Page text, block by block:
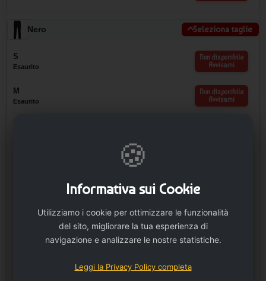
Nero Seleziona taglie
S
Esaurito
Non disponibile
Avvisami
M
Esaurito
Non disponibile
Avvisami
🍪
Informativa sui Cookie
Utilizziamo i cookie per ottimizzare le funzionalità
del sito, migliorare la tua esperienza di
navigazione e analizzare le nostre statistiche.
Leggi la Privacy Policy completa